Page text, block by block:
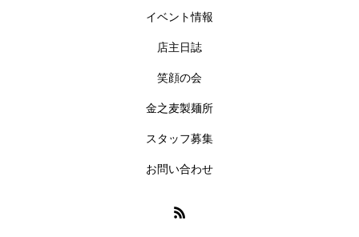
イベント情報
店主日誌
笑顔の会
金之麦製麺所
スタッフ募集
お問い合わせ